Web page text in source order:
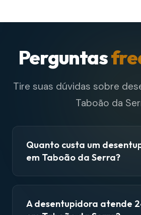
Perguntas
Tire suas dúvidas sobre
Taboão da
Quanto custa um
em Taboão da Serra?
A desentupidora atende